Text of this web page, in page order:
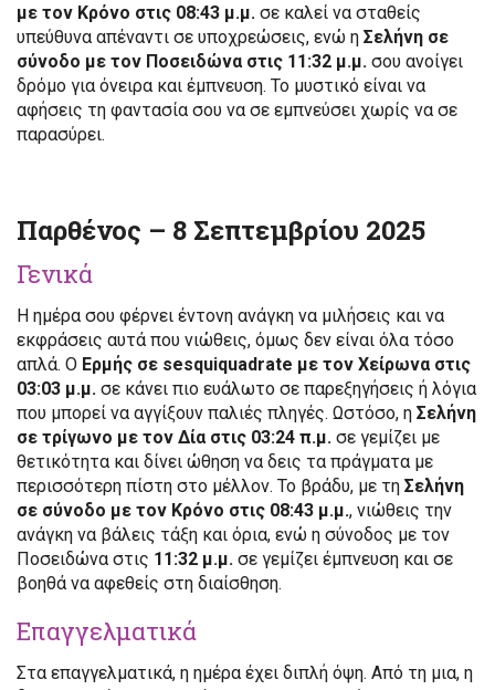
με τον Κρόνο στις 08:43 μ.μ. σε καλεί να σταθείς
υπεύθυνα απέναντι σε υποχρεώσεις, ενώ η Σελήνη σε
σύνοδο με τον Ποσειδώνα στις 11:32 μ.μ. σου ανοίγει
δρόμο για όνειρα και έμπνευση. Το μυστικό είναι να
αφήσεις τη φαντασία σου να σε εμπνεύσει χωρίς να σε
παρασύρει.
Παρθένος – 8 Σεπτεμβρίου 2025
Γενικά
Η ημέρα σου φέρνει έντονη ανάγκη να μιλήσεις και να
εκφράσεις αυτά που νιώθεις, όμως δεν είναι όλα τόσο
απλά. Ο Ερμής σε sesquiquadrate με τον Χείρωνα στις
03:03 μ.μ. σε κάνει πιο ευάλωτο σε παρεξηγήσεις ή λόγια
που μπορεί να αγγίξουν παλιές πληγές. Ωστόσο, η Σελήνη
σε τρίγωνο με τον Δία στις 03:24 π.μ. σε γεμίζει με
θετικότητα και δίνει ώθηση να δεις τα πράγματα με
περισσότερη πίστη στο μέλλον. Το βράδυ, με τη Σελήνη
σε σύνοδο με τον Κρόνο στις 08:43 μ.μ., νιώθεις την
ανάγκη να βάλεις τάξη και όρια, ενώ η σύνοδος με τον
Ποσειδώνα στις 11:32 μ.μ. σε γεμίζει έμπνευση και σε
βοηθά να αφεθείς στη διαίσθηση.
Επαγγελματικά
Στα επαγγελματικά, η ημέρα έχει διπλή όψη. Από τη μια, η